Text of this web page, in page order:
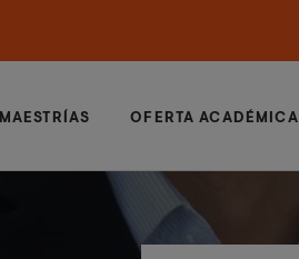
MAESTRÍAS OFERTA ACADÉMICA